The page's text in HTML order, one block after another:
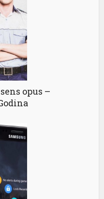
opus –